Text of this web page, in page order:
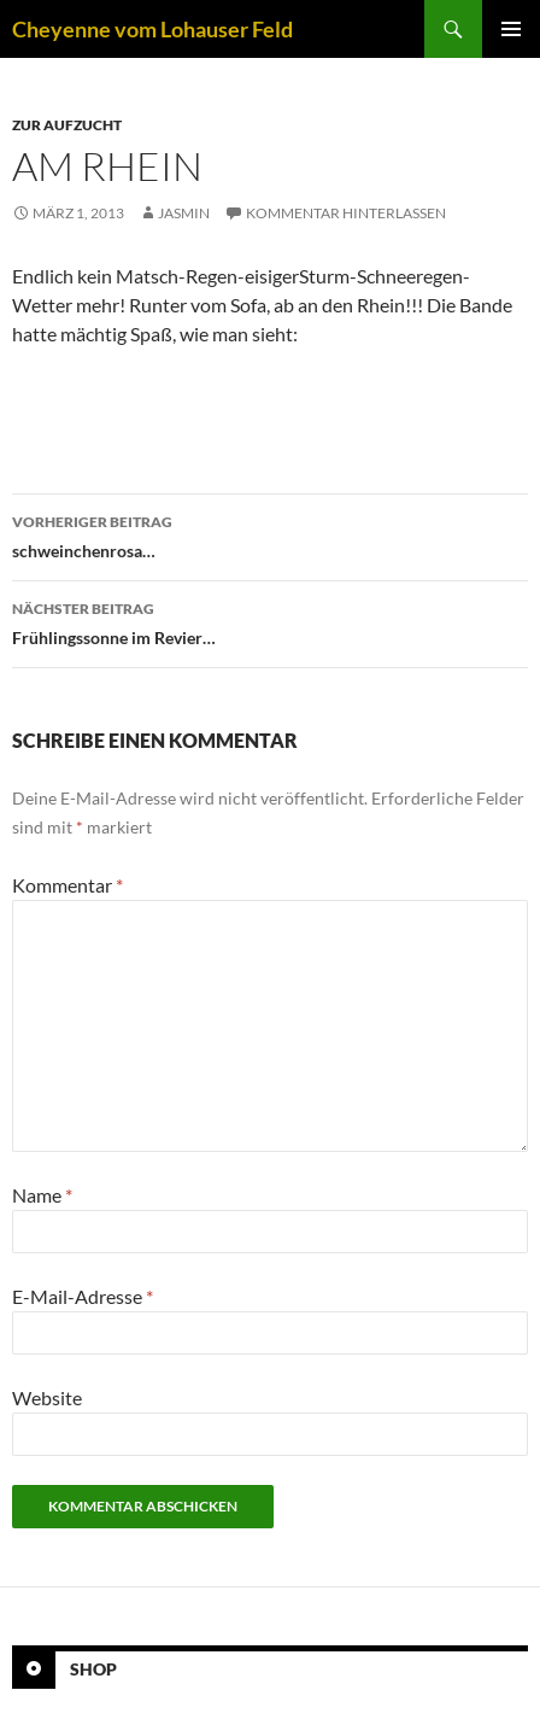
Inhalt
Cheyenne vom Lohauser Feld
ZUR AUFZUCHT
AM RHEIN
MÄRZ 1, 2013 JASMIN KOMMENTAR HINTERLASSEN
Endlich kein Matsch-Regen-eisigerSturm-Schneeregen-
Wetter mehr! Runter vom Sofa, ab an den Rhein!!! Die Bande
hatte mächtig Spaß, wie man sieht:
Beitragsnavigation
VORHERIGER BEITRAG
schweinchenrosa…
NÄCHSTER BEITRAG
Frühlingssonne im Revier…
SCHREIBE EINEN KOMMENTAR
Deine E-Mail-Adresse wird nicht veröffentlicht. Erforderliche Felder
sind mit * markiert
Kommentar *
Name *
E-Mail-Adresse *
Website
SHOP